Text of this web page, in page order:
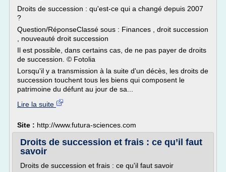
Droits de succession : qu'est-ce qui a changé depuis 2007
?
Question/RéponseClassé sous : Finances , droit succession
, nouveauté droit succession
Il est possible, dans certains cas, de ne pas payer de droits
de succession. © Fotolia
Lorsqu'il y a transmission à la suite d'un décès, les droits de
succession touchent tous les biens qui composent le
patrimoine du défunt au jour de sa...
Lire la suite
Site : http://www.futura-sciences.com
Droits de succession et frais : ce qu’il faut
savoir
Droits de succession et frais : ce qu'il faut savoir